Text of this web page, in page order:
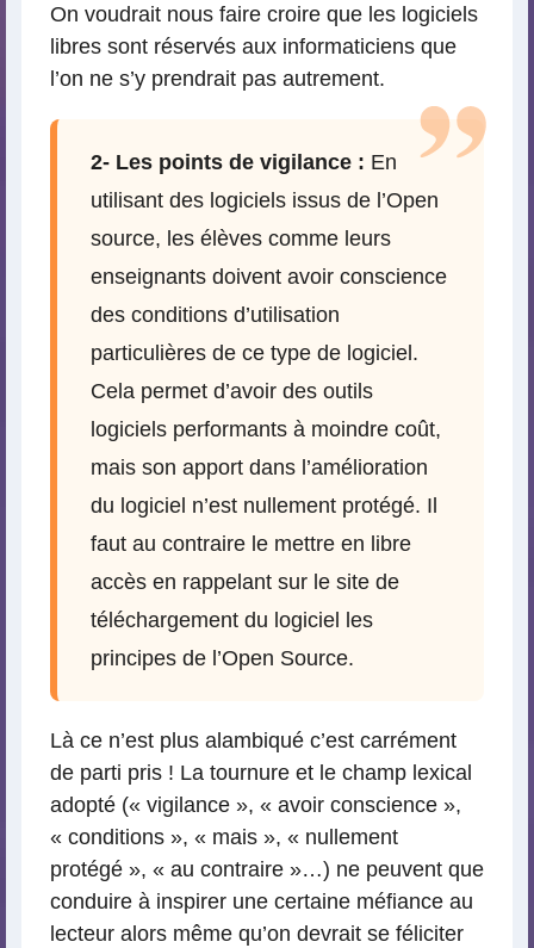
On voudrait nous faire croire que les logiciels
libres sont réservés aux informaticiens que
l’on ne s’y prendrait pas autrement.
2- Les points de vigilance : En
utilisant des logiciels issus de l’Open
source, les élèves comme leurs
enseignants doivent avoir conscience
des conditions d’utilisation
particulières de ce type de logiciel.
Cela permet d’avoir des outils
logiciels performants à moindre coût,
mais son apport dans l’amélioration
du logiciel n’est nullement protégé. Il
faut au contraire le mettre en libre
accès en rappelant sur le site de
téléchargement du logiciel les
principes de l’Open Source.
Là ce n’est plus alambiqué c’est carrément
de parti pris ! La tournure et le champ lexical
adopté (« vigilance », « avoir conscience »,
« conditions », « mais », « nullement
protégé », « au contraire »…) ne peuvent que
conduire à inspirer une certaine méfiance au
lecteur alors même qu’on devrait se féliciter